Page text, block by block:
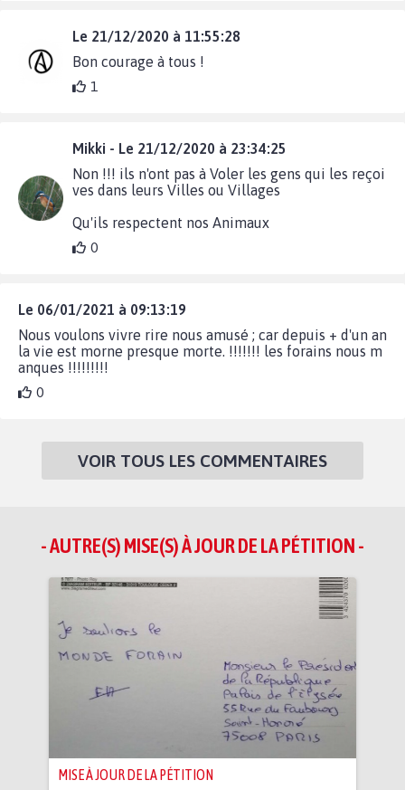
Le 21/12/2020 à 11:55:28
Bon courage à tous !
1
Mikki - Le 21/12/2020 à 23:34:25
Non !!! ils n'ont pas à Voler les gens qui les reçoi
ves dans leurs Villes ou Villages
Qu'ils respectent nos Animaux
0
Le 06/01/2021 à 09:13:19
Nous voulons vivre rire nous amusé ; car depuis + d'un an
la vie est morne presque morte. !!!!!!! les forains nous m
anques !!!!!!!!!
0
VOIR TOUS LES COMMENTAIRES
- AUTRE(S) MISE(S) À JOUR DE LA PÉTITION -
MISE À JOUR DE LA PÉTITION